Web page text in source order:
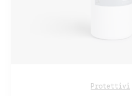
Protettivi